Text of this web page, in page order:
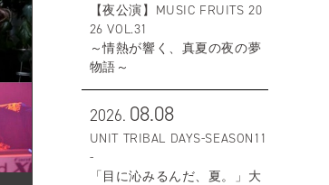
【夜公演】MUSIC FRUITS 20
26 VOL.31
～情熱が響く、真夏の夜の夢
物語～
2026. 08.08
UNIT TRIBAL DAYS-SEASON11
-
「目に沁みるんだ、夏。」大